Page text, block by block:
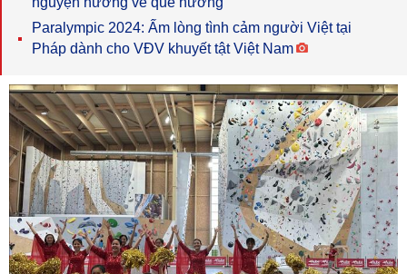
Paralympic 2024: Ấm lòng tình cảm người Việt tại
Pháp dành cho VĐV khuyết tật Việt Nam